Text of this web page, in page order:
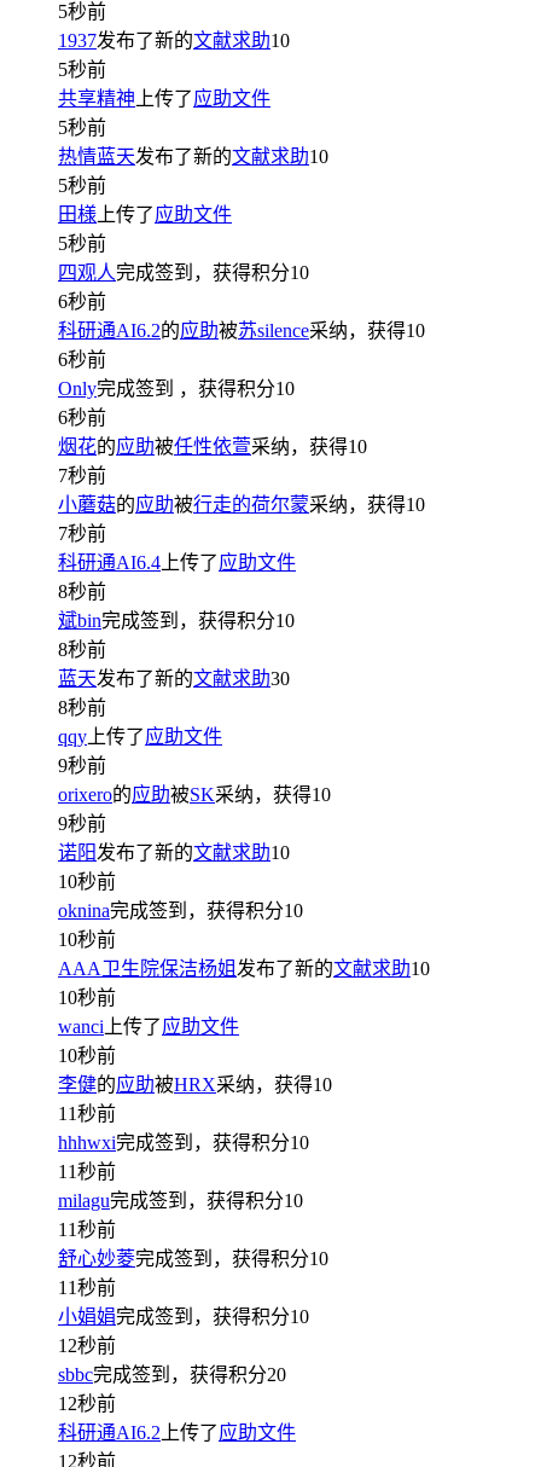
5秒前
1937发布了新的文献求助10
5秒前
共享精神 上传了应助文件
5秒前
热情蓝天发布了新的文献求助10
5秒前
田様 上传了应助文件
5秒前
四观人完成签到，获得积分10
6秒前
科研通AI6.2的应助被苏silence采纳，获得10
6秒前
Only完成签到 ，获得积分10
6秒前
烟花的应助被任性依萱采纳，获得10
7秒前
小蘑菇的应助被行走的荷尔蒙采纳，获得10
7秒前
科研通AI6.4 上传了应助文件
8秒前
斌bin完成签到，获得积分10
8秒前
蓝天发布了新的文献求助30
8秒前
qqy 上传了应助文件
9秒前
orixero的应助被SK采纳，获得10
9秒前
诺阳发布了新的文献求助10
10秒前
oknina完成签到，获得积分10
10秒前
AAA卫生院保洁杨姐 发布了新的文献求助10
10秒前
wanci 上传了应助文件
10秒前
李健的应助被HRX采纳，获得10
11秒前
hhhwxi完成签到，获得积分10
11秒前
milagu完成签到，获得积分10
11秒前
舒心妙菱完成签到，获得积分10
11秒前
小娟娟完成签到，获得积分10
12秒前
sbbc完成签到，获得积分20
12秒前
科研通AI6.2 上传了应助文件
12秒前